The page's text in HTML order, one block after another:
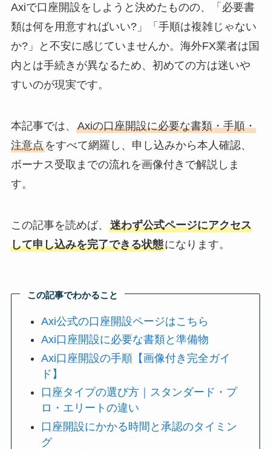
Axiで口座開設をしようと決めたものの、「必要書
類は何を用意すればいい?」「手順は複雑じゃない
か?」と不安に感じていませんか。海外FX業者は国
内とは手続きが異なるため、初めての方は迷いや
すいのが現実です。
本記事では、 Axiの口座開設に必要な書類・手順・
注意点をすべて網羅し、申し込みから本人確認、
ボーナス受取までの流れを画像付きで解説しま
す。
この記事を読めば、 迷わず公式ページにアクセス
して申し込みを完了できる状態になります。
この記事でわかること
Axi公式の口座開設ページはこちら
Axi口座開設に必要な書類と準備物
Axi口座開設の手順【画像付き完全ガイ
ド】
口座タイプの選び方｜スタンダード・プ
ロ・エリートの違い
口座開設にかかる時間と承認のタイミン
グ